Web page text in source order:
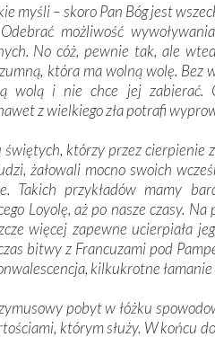
myśli – skoro Pan Bóg jest
możliwość
No cóż, pewnie tak, ale
która ma wolną wolę. Bez
wolą i nie chce jej
z wielkiego zła potrafi
którzy przez cierpienie
żałowali mocno swoich
Takich przykładów mamy
Loyolę, aż po nasze czasy.
więcej zapewne ucierpiała
bitwy z Francuzami pod
kilkukrotne
pobyt w łóżku
którym służy. W końcu